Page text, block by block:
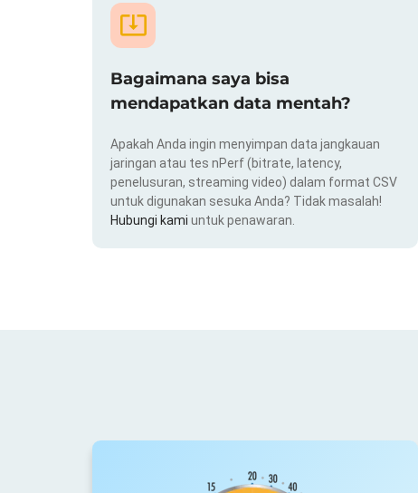
Bagaimana saya bisa
mendapatkan data mentah?
Apakah Anda ingin menyimpan data jangkauan
jaringan atau tes nPerf (bitrate, latency,
penelusuran, streaming video) dalam format CSV
untuk digunakan sesuka Anda? Tidak masalah!
Hubungi kami untuk penawaran.